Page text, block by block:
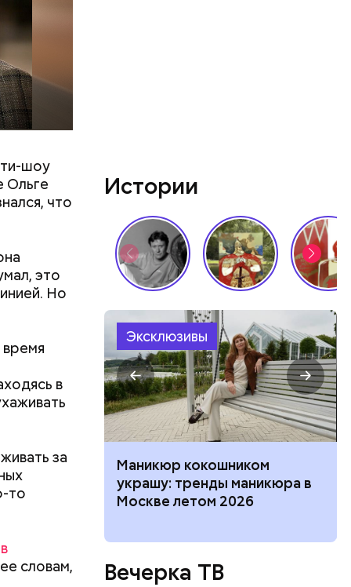
шоу
Ольге
что
это
Но
в
за
то
словам,
В этот
Истории
Эксклюзивы
выпады:
Маникюр кокошником
украшу: тренды маникюра в
Москве летом 2026
Вечерка ТВ